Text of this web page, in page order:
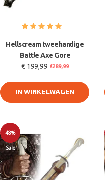
Hellscream tweehandige
Battle Axe Gore
€ 199,99 €289,99
IN WINKELWAGEN
48%
Sale